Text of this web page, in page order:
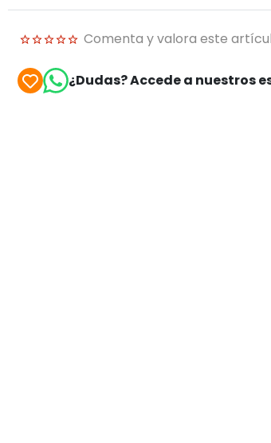
Comenta y valora este
¿Dudas? Accede a nuestros